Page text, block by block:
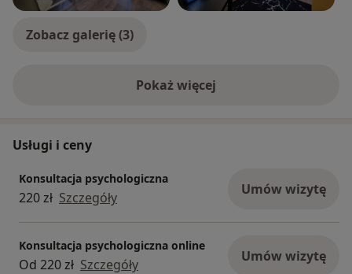
Zobacz galerię (3)
Pokaż więcejo doświadczeniu
Usługi i ceny
Konsultacja psychologiczna
220 zł Szczegóły Umów wizytę
Konsultacja psychologiczna online
Od 220 zł Szczegóły Umów wizytę